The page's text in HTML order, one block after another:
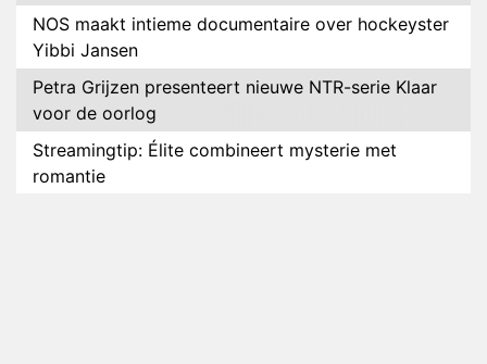
NOS maakt intieme documentaire over hockeyster
Yibbi Jansen
Petra Grijzen presenteert nieuwe NTR-serie Klaar
voor de oorlog
Streamingtip: Élite combineert mysterie met
romantie